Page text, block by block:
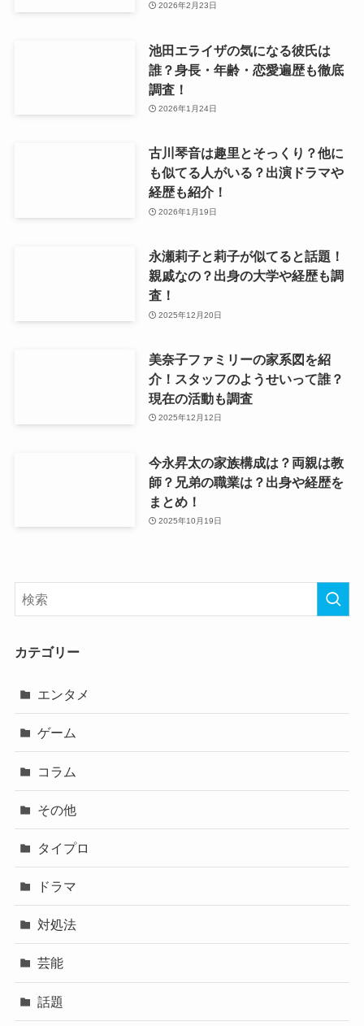
2026年2月23日
池田エライザの気になる彼氏は
誰？身長・年齢・恋愛遍歴も徹底
調査！
2026年1月24日
古川琴音は趣里とそっくり？他に
も似てる人がいる？出演ドラマや
経歴も紹介！
2026年1月19日
永瀬莉子と莉子が似てると話題！
親戚なの？出身の大学や経歴も調
査！
2025年12月20日
美奈子ファミリーの家系図を紹
介！スタッフのようせいって誰？
現在の活動も調査
2025年12月12日
今永昇太の家族構成は？両親は教
師？兄弟の職業は？出身や経歴を
まとめ！
2025年10月19日
カテゴリー
エンタメ
ゲーム
コラム
その他
タイプロ
ドラマ
対処法
芸能
話題